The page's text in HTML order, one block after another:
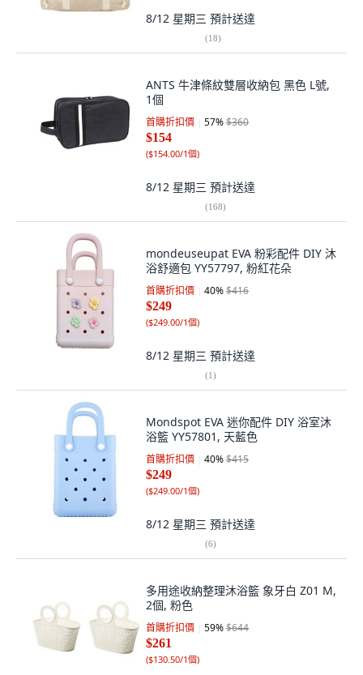
8/12 星期三 預計送達
(18)
ANTS 牛津條紋雙層收納包 黑色 L號,
1個
首購折扣價 57%$360
$154
($154.00/1個)
8/12 星期三 預計送達
(168)
mondeuseupat EVA 粉彩配件 DIY 沐
浴舒適包 YY57797, 粉紅花朵
首購折扣價 40%$416
$249
($249.00/1個)
8/12 星期三 預計送達
(1)
Mondspot EVA 迷你配件 DIY 浴室沐
浴籃 YY57801, 天藍色
首購折扣價 40%$415
$249
($249.00/1個)
8/12 星期三 預計送達
(6)
多用途收納整理沐浴籃 象牙白 Z01 M,
2個, 粉色
首購折扣價 59%$644
$261
($130.50/1個)